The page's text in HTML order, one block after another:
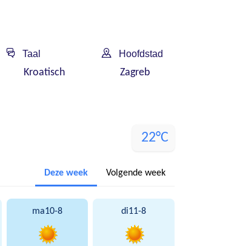
Taal
Kroatisch
Hoofdstad
Zagreb
22°C
Deze week Volgende week
ma10-8 di11-8